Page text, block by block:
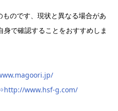
のです、現状と異なる場合があ
身で確認することをおすすめしま
www.hsf-g.com/